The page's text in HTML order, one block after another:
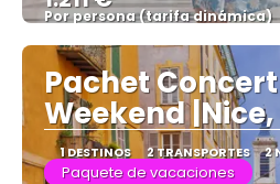
Por persona (tarifa dinámica)
Ver más
Pachet
Weekend
1 DESTINOS 2 TRANSPORTES 2
Paquete de vacaciones